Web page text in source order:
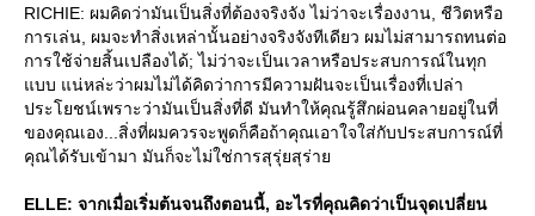
RICHIE: ผมคิดว่ามันเป็นสิ่งที่ต้องจริงจัง ไม่ว่าจะเรื่องงาน, ชีวิตหรือ
การเล่น, ผมจะทำสิ่งเหล่านั้นอย่างจริงจังทีเดียว ผมไม่สามารถทนต่อ
การใช้จ่ายสิ้นเปลืองได้; ไม่ว่าจะเป็นเวลาหรือประสบการณ์ในทุก
บบ แน่หล่ะว่าผมไม่ได้คิดว่าการมีความฝันจะเป็นเรื่องที่เปล่า
ประโยชน์เพราะว่ามันเป็นสิ่งที่ดี มันทำให้คุณรู้สึกผ่อนคลายอยู่ในที่
ของคุณเอง...สิ่งที่ผมควรจะพูดก็คือถ้าคุณเอาใจใส่กับประสบการณ์ที่
คุณได้รับเข้ามา มันก็จะไม่ใช่การสุรุ่ยสุร่า
ELLE: จากเมื่อเริ่มต้นจนถึงตอนนี้, อะไรที่คุณคิดว่าเป็นจุดเปลี่ยน